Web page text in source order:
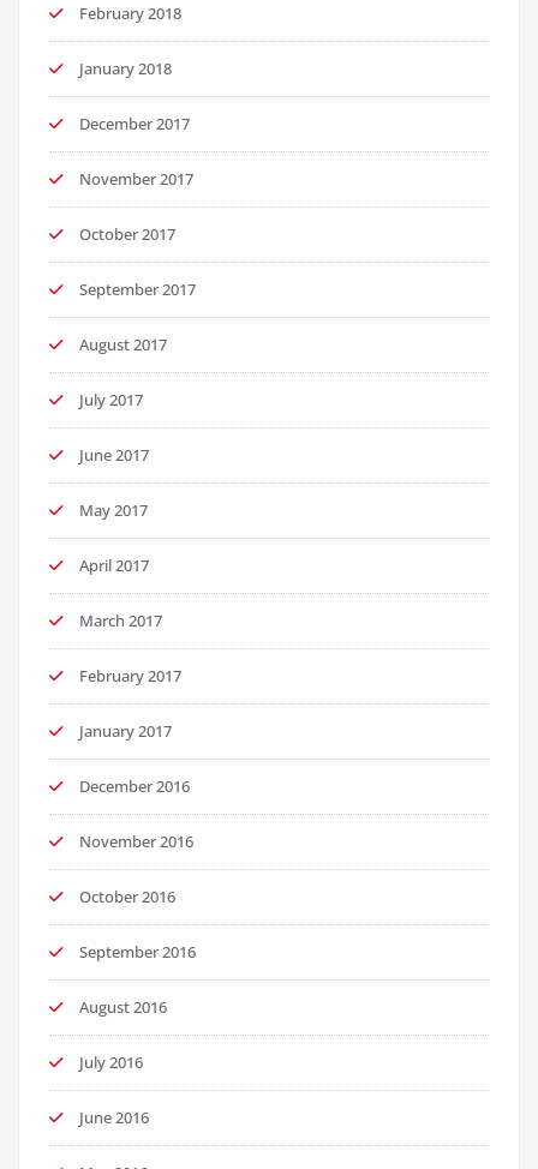
February 2018
January 2018
December 2017
November 2017
October 2017
September 2017
August 2017
July 2017
June 2017
May 2017
April 2017
March 2017
February 2017
January 2017
December 2016
November 2016
October 2016
September 2016
August 2016
July 2016
June 2016